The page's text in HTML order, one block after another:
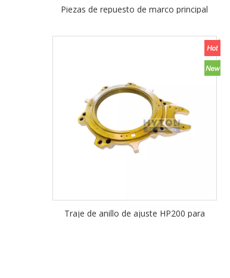
Piezas de repuesto de marco principal
Traje de anillo de ajuste HP200 para